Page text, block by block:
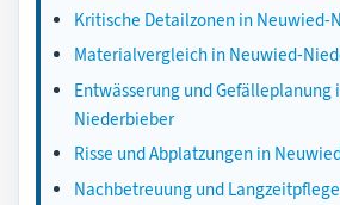
Kritische Detailzonen in Neuwied-
Materialvergleich in Neuwied-
Entwässerung und Gefälleplanung
Niederbieber
Risse und Abplatzungen in
Nachbetreuung und